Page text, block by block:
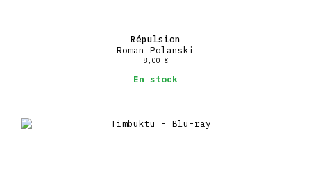
Répulsion
Roman Polanski
8,00 €
En stock